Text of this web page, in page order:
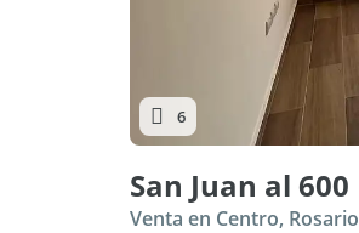
6
San Juan al 600
Venta en Centro, Rosario